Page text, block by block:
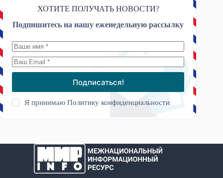
ХОТИТЕ ПОЛУЧАТЬ НОВОСТИ?
Подпишитесь на нашу еженедельную рассылку
Подписаться!
Я принимаюПолитику конфиденциальности